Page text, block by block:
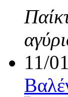
11/